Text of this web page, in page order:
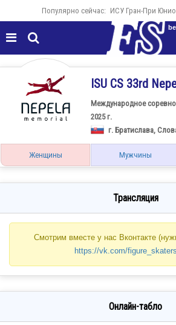
Популярно сейчас: ИСУ Гран-При
 
ISU CS 33rd
Международное
2025 г.
г. Братислава,
Женщины Мужчины
Трансляция
Смотрим вместе у нас Вконтакте
https://vk.com/
Онлайн-табло